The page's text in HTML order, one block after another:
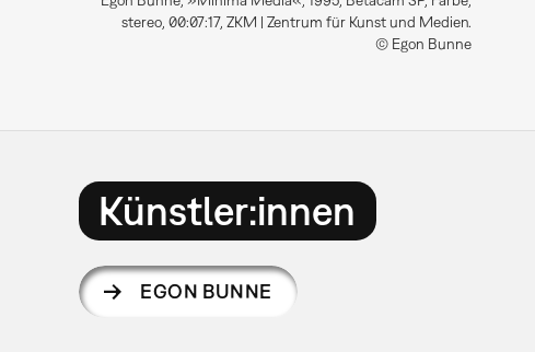
stereo, 00:07:17, ZKM | Zentrum für Kunst und Medien.
© Egon Bunne
Künstler:innen
EGON BUNNE